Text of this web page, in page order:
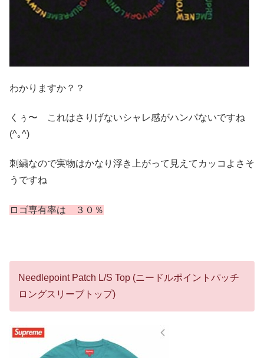
わかりますか？？
くぅ〜 これはさりげないシャレ感がハンパないですね
(^｡^)
刺繍なので実物はかなり浮き上がって見えてカッコよさそ
うですね
ロゴ専有率は ３０％
Needlepoint Patch L/S Top (ニードルポイントパッチ
ロングスリーブトップ)